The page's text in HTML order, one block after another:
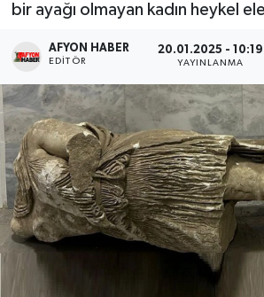
bir ayağı olmayan kadın heykel
AFYON HABER
EDITÖR
20.01.2025 - 10:19
YAYINLANMA
Etkinlikler